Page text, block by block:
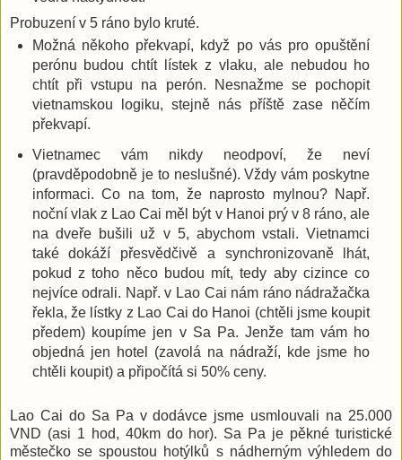
Probuzení v 5 ráno bylo kruté.
Možná někoho překvapí, když po vás pro opuštění
perónu budou chtít lístek z vlaku, ale nebudou ho
chtít při vstupu na perón. Nesnažme se pochopit
vietnamskou logiku, stejně nás příště zase něčím
překvapí.
Vietnamec vám nikdy neodpoví, že neví
(pravděpodobně je to neslušné). Vždy vám poskytne
informaci. Co na tom, že naprosto mylnou? Např.
noční vlak z Lao Cai měl být v Hanoi prý v 8 ráno, ale
na dveře bušili už v 5, abychom vstali. Vietnamci
také dokáží přesvědčivě a synchronizovaně lhát,
pokud z toho něco budou mít, tedy aby cizince co
nejvíce odrali. Např. v Lao Cai nám ráno nádražačka
řekla, že lístky z Lao Cai do Hanoi (chtěli jsme koupit
předem) koupíme jen v Sa Pa. Jenže tam vám ho
objedná jen hotel (zavolá na nádraží, kde jsme ho
chtěli koupit) a připočítá si 50% ceny.
Lao Cai do Sa Pa v dodávce jsme usmlouvali na 25.000
VND (asi 1 hod, 40km do hor). Sa Pa je pěkné turistické
městečko se spoustou hotýlků s nádherným výhledem do